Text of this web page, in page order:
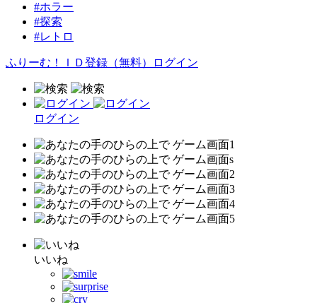
#ホラー
#探索
#レトロ
ふりーむ！ＩＤ登録（無料） ログイン
ログイン
いいね